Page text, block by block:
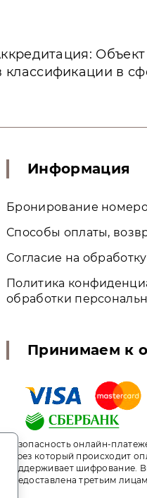
в
Информация
Бронирование
Способы оплаты,
Согласие на
Политика
обработки
Принимаем к
Безопасность онлайн-
через который происходит
поддерживает шифрование.
предоставлена третьим лицам.